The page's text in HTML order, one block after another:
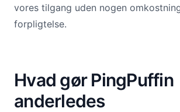
vores tilgang uden nogen
forpligtelse.
Hvad gør PingPuffin
anderledes